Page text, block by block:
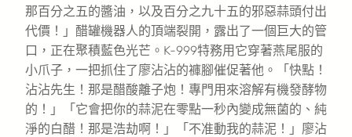
那百分之五的醬油，以及百分之九十五的邪惡蒜頭付出
代價！」醋罐機器人的頂端裂開，露出了一個巨大的管
口，正在聚積藍色光芒。K-999特務用它穿著燕尾服的
小爪子，一把抓住了廖沾沾的褲腳催促著他。「快點！
沾沾先生！那是醋酸離子炮！專門用來溶解有機發酵物
的！」「它會把你的蒜泥在零點一秒內變成無菌的、純
淨的白醋！那是浩劫啊！」「不准動我的蒜泥！」廖沾